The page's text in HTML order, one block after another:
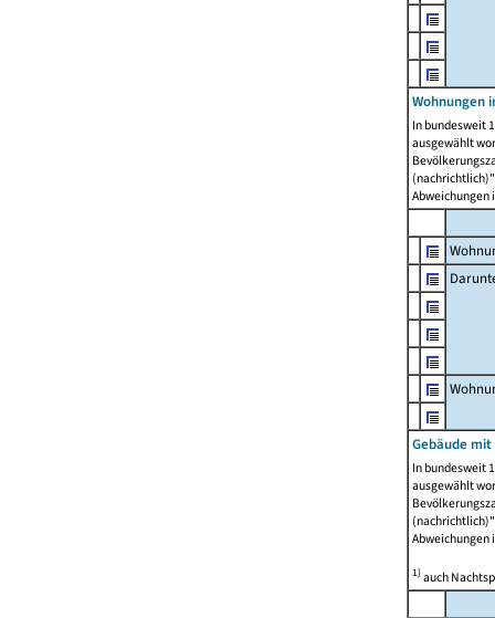
Wohnungen
In bundesweit
ausgewählt
Abweichungen
Gebäude
In bundesweit
ausgewählt
Abweichungen
1)auch